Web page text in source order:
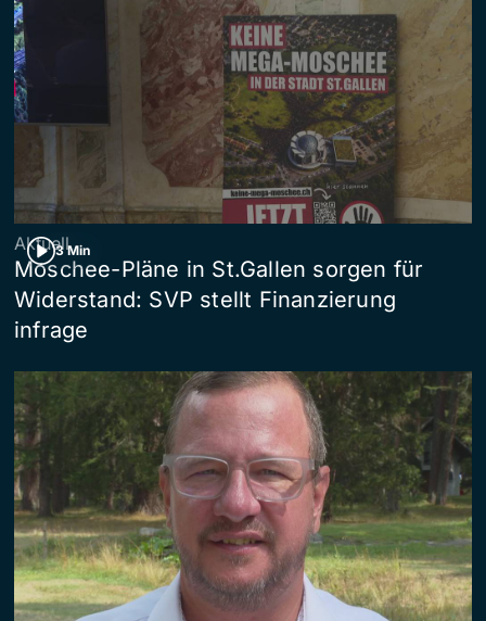
3 Min
Aktuell
Moschee-Pläne in St.Gallen sorgen für
Widerstand: SVP stellt Finanzierung
infrage